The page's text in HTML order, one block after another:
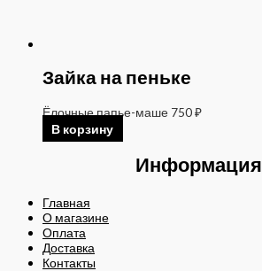
Зайка на пеньке
Ёлочные папье-маше 750₽
В корзину
Информация
Главная
О магазине
Оплата
Доставка
Контакты